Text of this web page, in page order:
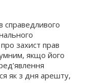
справедливого
захист прав
якщо його
як з дня арешту,